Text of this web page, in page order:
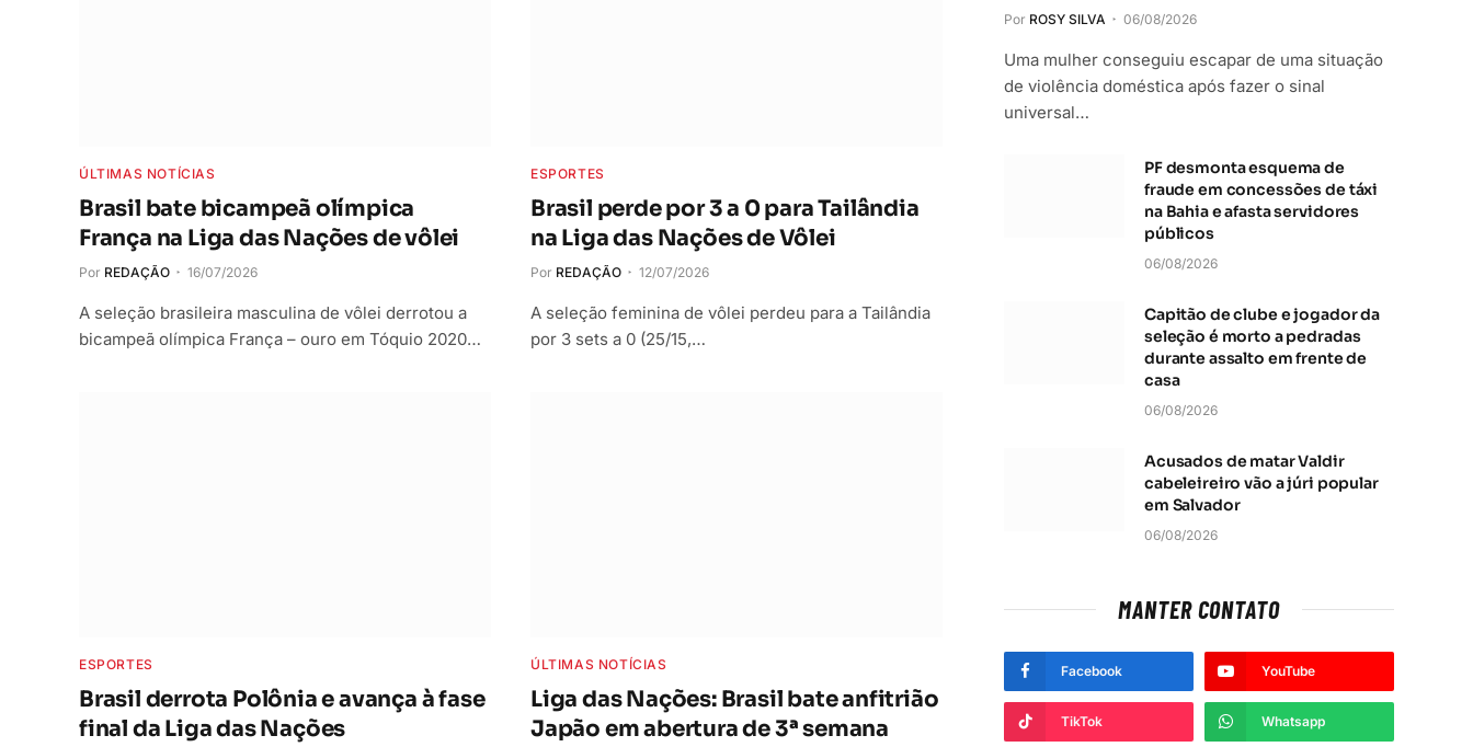
ÚLTIMAS NOTÍCIAS
Brasil bate bicampeã olímpica
França na Liga das Nações de vôlei
Por REDAÇÃO 16/07/2026
A seleção brasileira masculina de vôlei derrotou a
bicampeã olímpica França – ouro em Tóquio 2020…
ESPORTES
Brasil perde por 3 a 0 para Tailândia
na Liga das Nações de Vôlei
Por REDAÇÃO 12/07/2026
A seleção feminina de vôlei perdeu para a Tailândia
por 3 sets a 0 (25/15,…
ESPORTES
Brasil derrota Polônia e avança à fase
final da Liga das Nações
ÚLTIMAS NOTÍCIAS
Liga das Nações: Brasil bate anfitrião
Japão em abertura de 3ª semana
Por ROSY SILVA 06/08/2026
Uma mulher conseguiu escapar de uma situação
de violência doméstica após fazer o sinal
universal…
PF desmonta esquema de
fraude em concessões de táxi
na Bahia e afasta servidores
públicos
06/08/2026
Capitão de clube e jogador da
seleção é morto a pedradas
durante assalto em frente de
casa
06/08/2026
Acusados de matar Valdir
cabeleireiro vão a júri popular
em Salvador
06/08/2026
MANTER CONTATO
Facebook YouTube
TikTok Whatsapp